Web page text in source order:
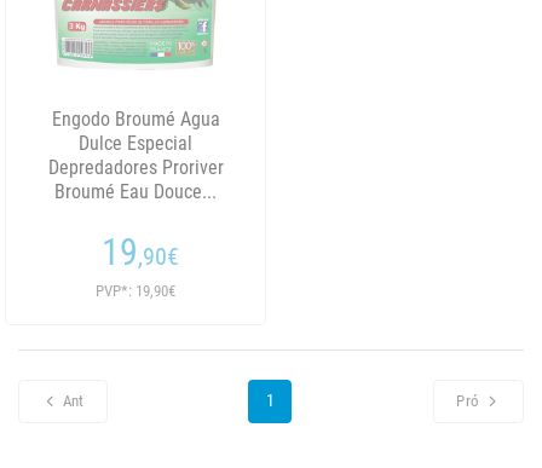
Engodo Broumé Agua
Dulce Especial
Depredadores Proriver
Broumé Eau Douce...
19,90€
PVP*: 19,90€
Ant 1 Pró